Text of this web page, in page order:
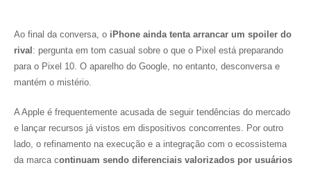
Ao final da conversa, o iPhone ainda tenta arrancar um spoiler do
rival : pergunta em tom casual sobre o que o Pixel está preparando
para o Pixel 10. O aparelho do Google, no entanto, desconversa e
mantém o mistério.
A Apple é frequentemente acusada de seguir tendências do mercado
e lançar recursos já vistos em dispositivos concorrentes. Por outro
lado, o refinamento na execução e a integração com o ecossistema
da marca continuam sendo diferenciais valorizados por usuários